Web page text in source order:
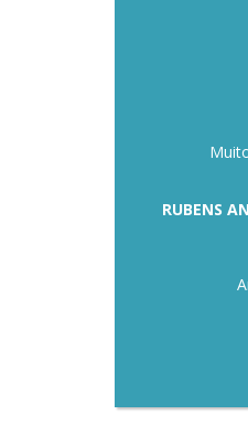
RUBENS